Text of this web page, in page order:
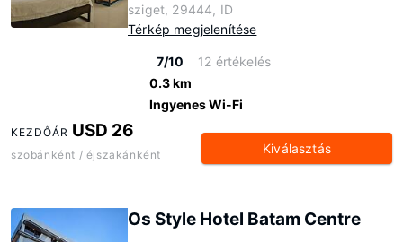
sziget, 29444, ID
Térkép megjelenítése
7/10
12 értékelés
0.3 km
Ingyenes Wi-Fi
KEZDŐÁR USD 26
szobánként / éjszakánként Kiválasztás
Os Style Hotel Batam Centre